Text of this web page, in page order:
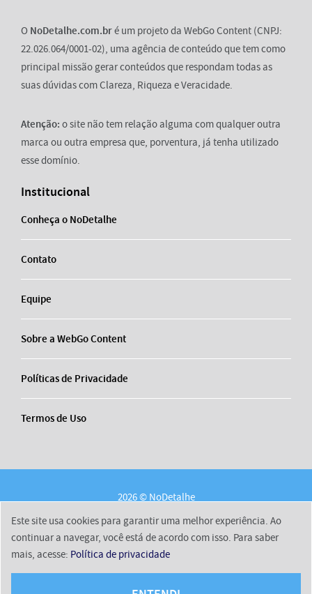
O NoDetalhe.com.bré um projeto da WebGo Content (CNPJ:
22.026.064/0001-02), uma agência de conteúdo que tem como
principal missão gerar conteúdos que respondam todas as
suas dúvidas com Clareza, Riqueza e Veracidade.
Atenção: o site não tem relação alguma com qualquer outra
marca ou outra empresa que, porventura, já tenha utilizado
esse domínio.
Institucional
Conheça o NoDetalhe
Contato
Equipe
Sobre a WebGo Content
Políticas de Privacidade
Termos de Uso
2026 © NoDetalhe
Sobre a WebGo Content
Políticas de Privacidade
Termos de Uso
Este site usa cookies para garantir uma melhor experiência. Ao
continuar a navegar, você está de acordo com isso. Para saber
mais, acesse: Política de privacidade